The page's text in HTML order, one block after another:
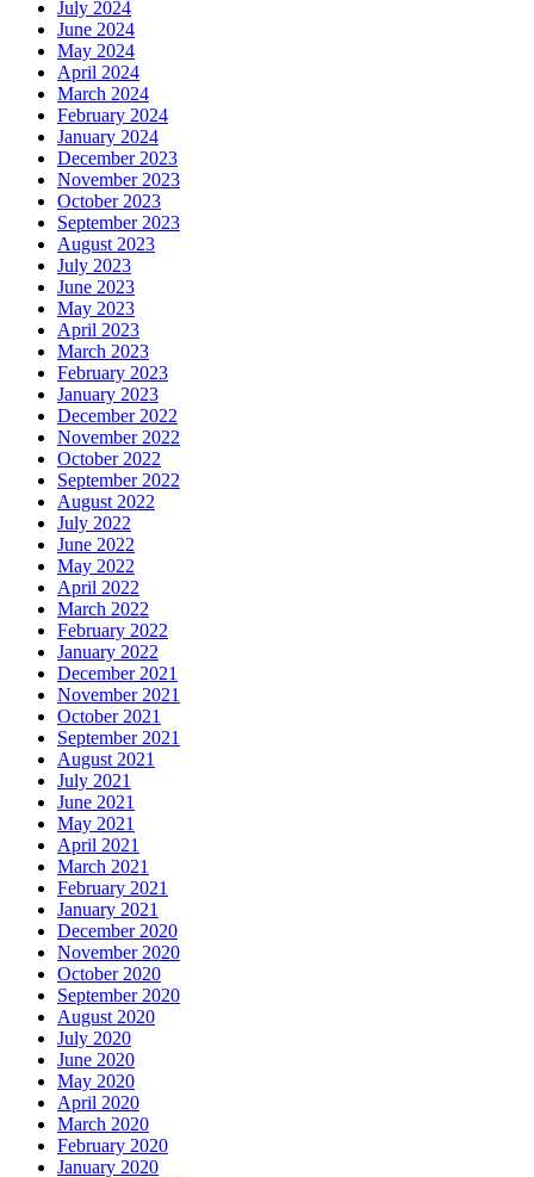
July 2024
June 2024
May 2024
April 2024
March 2024
February 2024
January 2024
December 2023
November 2023
October 2023
September 2023
August 2023
July 2023
June 2023
May 2023
April 2023
March 2023
February 2023
January 2023
December 2022
November 2022
October 2022
September 2022
August 2022
July 2022
June 2022
May 2022
April 2022
March 2022
February 2022
January 2022
December 2021
November 2021
October 2021
September 2021
August 2021
July 2021
June 2021
May 2021
April 2021
March 2021
February 2021
January 2021
December 2020
November 2020
October 2020
September 2020
August 2020
July 2020
June 2020
May 2020
April 2020
March 2020
February 2020
January 2020